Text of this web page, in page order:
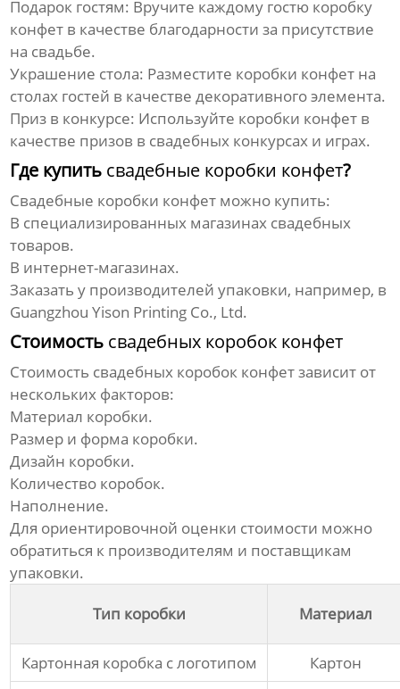
Подарок гостям: Вручите каждому гостю коробку
конфет в качестве благодарности за присутствие
на свадьбе.
Украшение стола: Разместите коробки конфет на
столах гостей в качестве декоративного элемента.
Приз в конкурсе: Используйте коробки конфет в
качестве призов в свадебных конкурсах и играх.
Где купить свадебные коробки конфет?
Свадебные коробки конфет можно купить:
В специализированных магазинах свадебных
товаров.
В интернет-магазинах.
Заказать у производителей упаковки, например, в
Guangzhou Yison Printing Co., Ltd.
Стоимость свадебных коробок конфет
Стоимость свадебных коробок конфетзависит от
нескольких факторов:
Материал коробки.
Размер и форма коробки.
Дизайн коробки.
Количество коробок.
Наполнение.
Для ориентировочной оценки стоимости можно
обратиться к производителям и поставщикам
упаковки.
Тип коробки
Материал
Картонная коробка с логотипом
Картон